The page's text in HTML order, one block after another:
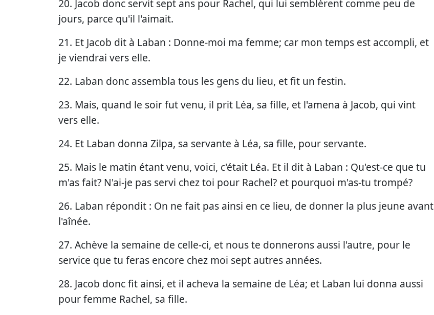
20. Jacob donc servit sept ans pour Rachel, qui lui semblèrent comme peu de
jours, parce qu'il l'aimait.
21. Et Jacob dit à Laban : Donne-moi ma femme; car mon temps est accompli, et
je viendrai vers elle.
22. Laban donc assembla tous les gens du lieu, et fit un festin.
23. Mais, quand le soir fut venu, il prit Léa, sa fille, et l'amena à Jacob, qui vint
vers elle.
24. Et Laban donna Zilpa, sa servante à Léa, sa fille, pour servante.
25. Mais le matin étant venu, voici, c'était Léa. Et il dit à Laban : Qu'est-ce que tu
m'as fait? N'ai-je pas servi chez toi pour Rachel? et pourquoi m'as-tu trompé?
26. Laban répondit : On ne fait pas ainsi en ce lieu, de donner la plus jeune avant
l'aînée.
27. Achève la semaine de celle-ci, et nous te donnerons aussi l'autre, pour le
service que tu feras encore chez moi sept autres années.
28. Jacob donc fit ainsi, et il acheva la semaine de Léa; et Laban lui donna aussi
pour femme Rachel, sa fille.